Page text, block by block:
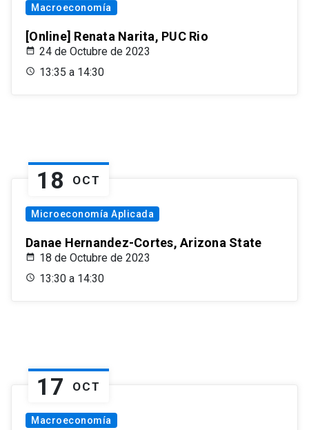
Macroeconomía
[Online] Renata Narita, PUC Rio
24 de Octubre de 2023
13:35 a 14:30
18 OCT
Microeconomía Aplicada
Danae Hernandez-Cortes, Arizona State
18 de Octubre de 2023
13:30 a 14:30
17 OCT
Macroeconomía